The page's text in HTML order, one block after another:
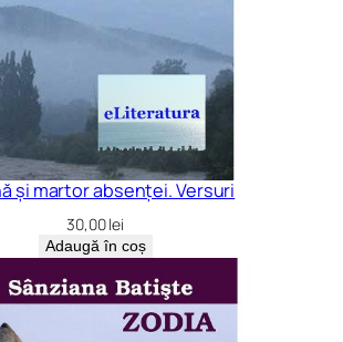
și martor absenței. Versuri
30,00lei
Adaugă în coș